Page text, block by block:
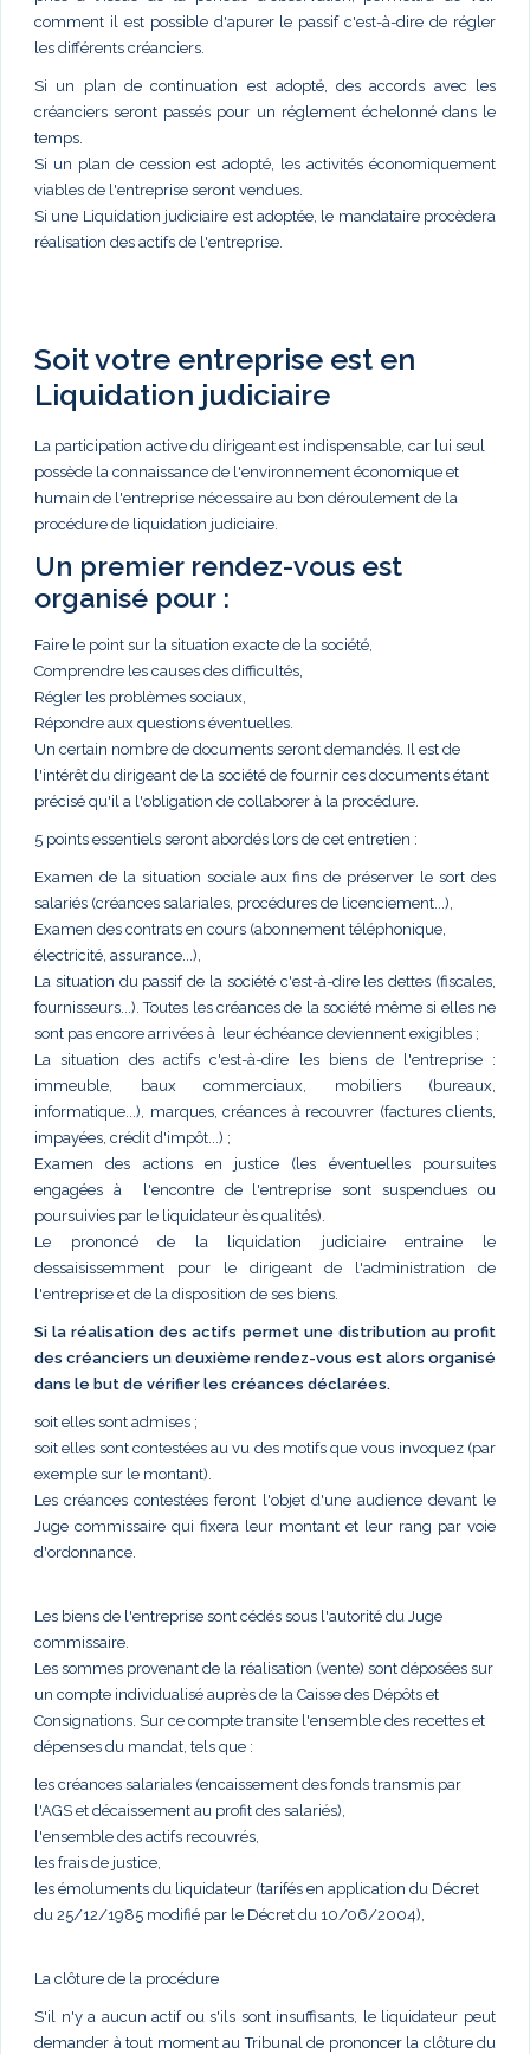
comment il est possible d'apurer le passif c'est-à-dire de régler
les différents créanciers.
Si un plan de continuation est adopté, des accords avec les
créanciers seront passés pour un réglement échelonné dans le
temps.
Si un plan de cession est adopté, les activités économiquement
viables de l'entreprise seront vendues.
Si une Liquidation judiciaire est adoptée, le mandataire procèdera
réalisation des actifs de l'entreprise.
Soit votre entreprise est en
Liquidation judiciaire
La participation active du dirigeant est indispensable, car lui seul
possède la connaissance de l'environnement économique et
humain de l'entreprise nécessaire au bon déroulement de la
procédure de liquidation judiciaire.
Un premier rendez-vous est
organisé pour :
Faire le point sur la situation exacte de la société,
Comprendre les causes des difficultés,
Régler les problèmes sociaux,
Répondre aux questions éventuelles.
Un certain nombre de documents seront demandés. Il est de
l'intérêt du dirigeant de la société de fournir ces documents étant
précisé qu'il a l'obligation de collaborer à la procédure.
5 points essentiels seront abordés lors de cet entretien :
Examen de la situation sociale aux fins de préserver le sort des
salariés (créances salariales, procédures de licenciement...),
Examen des contrats en cours (abonnement téléphonique,
électricité, assurance...),
La situation du passif de la société c'est-à-dire les dettes (fiscales,
fournisseurs...). Toutes les créances de la société même si elles ne
sont pas encore arrivées à leur échéance deviennent exigibles ;
La situation des actifs c'est-à-dire les biens de l'entreprise :
immeuble, baux commerciaux, mobiliers (bureaux,
informatique...), marques, créances à recouvrer (factures clients,
impayées, crédit d'impôt...) ;
Examen des actions en justice (les éventuelles poursuites
engagées à l'encontre de l'entreprise sont suspendues ou
poursuivies par le liquidateur ès qualités).
Le prononcé de la liquidation judiciaire entraine le
dessaisissemment pour le dirigeant de l'administration de
l'entreprise et de la disposition de ses biens.
Si la réalisation des actifs permet une distribution au profit
des créanciers un deuxième rendez-vous est alors organisé
dans le but de vérifier les créances déclarées.
soit elles sont admises ;
soit elles sont contestées au vu des motifs que vous invoquez (par
exemple sur le montant).
Les créances contestées feront l'objet d'une audience devant le
Juge commissaire qui fixera leur montant et leur rang par voie
d'ordonnance.
Les biens de l'entreprise sont cédés sous l'autorité du Juge
commissaire.
Les sommes provenant de la réalisation (vente) sont déposées sur
un compte individualisé auprès de la Caisse des Dépôts et
Consignations. Sur ce compte transite l'ensemble des recettes et
dépenses du mandat, tels que :
les créances salariales (encaissement des fonds transmis par
l'AGS et décaissement au profit des salariés),
l'ensemble des actifs recouvrés,
les frais de justice,
les émoluments du liquidateur (tarifés en application du Décret
du 25/12/1985 modifié par le Décret du 10/06/2004),
La clôture de la procédure
S'il n'y a aucun actif ou s'ils sont insuffisants, le liquidateur peut
demander à tout moment au Tribunal de prononcer la clôture du